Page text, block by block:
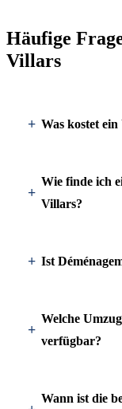
Häufige
Villars
Was kostet
Wie finde ich
Villars?
Ist
Welche
verfügbar?
Wann ist die